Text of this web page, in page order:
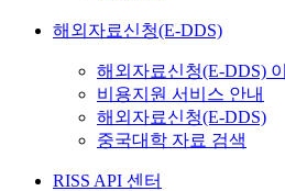
해외자료신청(E-DDS)
해외자료신청(E-DDS)
비용지원 서비스 안내
해외자료신청(E-DDS)
중국대학 자료 검색
RISS API 센터